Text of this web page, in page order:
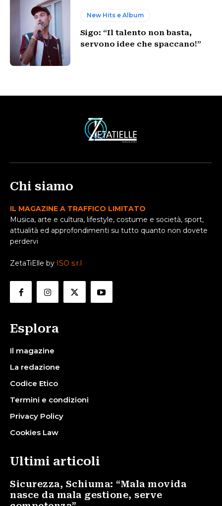
New Hits e Album
Sigo: “Il talento non basta,
servono idee che spaccano!”
Chi siamo
IL MAGAZINE A TRAFFICO LIMITATO
Musica, arte e cultura, lifestyle, costume e società, sport,
attualità ed approfondimenti su tutto quanto non dovete
perdervi
ZetaTiElle by ISO s.r.l
Esplora
Il magazine
La redazione
Codice Etico
Termini e condizioni
Privacy Policy
Cookies Law
Ultimi articoli
Sicurezza, Schiuma: “Mala movida
nasce da mala gestione, serve